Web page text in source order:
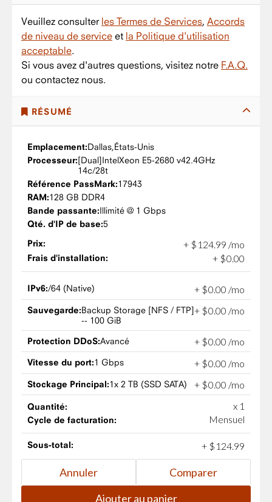
Veuillez consulter les Termes de Services, Accords
de niveau de service et la Politique d'utilisation
acceptable.
Si vous avez d'autres questions, visitez notre F.A.Q.
ou contactez nous.
RÉSUMÉ
Emplacement:Dallas,États-Unis
Processeur:
IntelXeon E5-2680 v42.4GHz
14c/28t
Référence PassMark:17943
RAM:128 GB DDR4
Bande passante:Illimité @ 1 Gbps
Qté. d'IP de base:5
Prix:
+ $ 124.99 /mo
Frais d'installation: + $0.00
IPv6:/64 (Native) + $0 00 /mo
Sauvegarde:Backup Storage [NFS / FTP]
-- 100 GiB
+ $0.00 /mo
Protection DDoS:Avancé + $0.00 /mo
Vitesse du port:1 Gbps + $0 00 /mo
Stockage Principal:1x 2 TB (SSD SATA) + $0.00 /mo
Quantité: x 1
Cycle de facturation: Mensuel
Sous-total: + $ 124 99